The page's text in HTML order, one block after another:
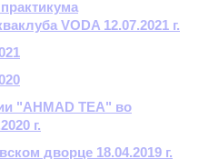
VODA 12.07.2021 г.
"AHMAD TEA" во
г.
дворце 18.04.2019 г.